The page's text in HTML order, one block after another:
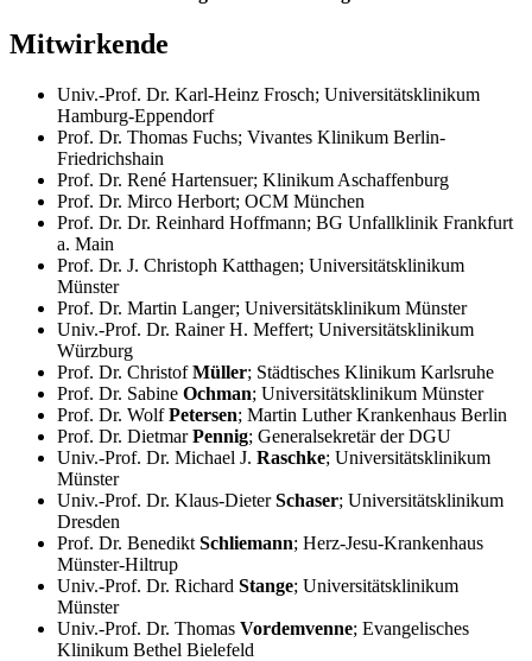
Mitwirkende
Univ.-Prof. Dr. Karl-Heinz Frosch; Universitätsklinikum
Hamburg-Eppendorf
Prof. Dr. Thomas Fuchs; Vivantes Klinikum Berlin-
Friedrichshain
Prof. Dr. René Hartensuer; Klinikum Aschaffenburg
Prof. Dr. Mirco Herbort; OCM München
Prof. Dr. Dr. Reinhard Hoffmann; BG Unfallklinik Frankfurt
a. Main
Prof. Dr. J. Christoph Katthagen; Universitätsklinikum
Münster
Prof. Dr. Martin Langer; Universitätsklinikum Münster
Univ.-Prof. Dr. Rainer H. Meffert; Universitätsklinikum
Würzburg
Prof. Dr. ChristofMüller; Städtisches Klinikum Karlsruhe
Prof. Dr. Sabine Ochman; Universitätsklinikum Münster
Prof. Dr. WolfPetersen; Martin Luther Krankenhaus Berlin
Prof. Dr. DietmarPennig; Generalsekretär der DGU
Univ.-Prof. Dr. Michael J. Raschke; Universitätsklinikum
Münster
Univ.-Prof. Dr. Klaus-DieterSchaser; Universitätsklinikum
Dresden
Prof. Dr. Benedikt Schliemann; Herz-Jesu-Krankenhaus
Münster-Hiltrup
Univ.-Prof. Dr. Richard Stange; Universitätsklinikum
Münster
Univ.-Prof. Dr. Thomas Vordemvenne; Evangelisches
Klinikum Bethel Bielefeld